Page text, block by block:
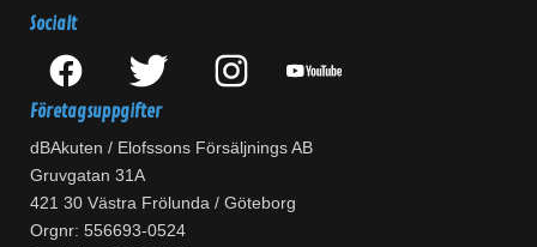
Socialt
Företagsuppgifter
dBAkuten / Elofssons Försäljnings AB
Gruvgatan 31A
421 30 Västra Frölunda / Göteborg
Orgnr: 556693-0524